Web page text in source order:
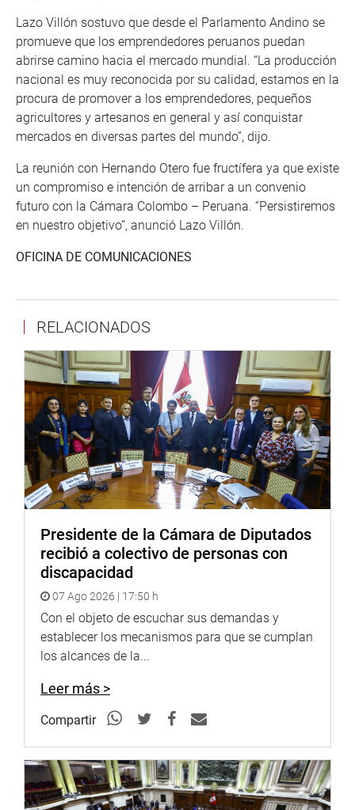
Lazo Villón sostuvo que desde el Parlamento Andino se
promueve que los emprendedores peruanos puedan
abrirse camino hacia el mercado mundial. “La producción
nacional es muy reconocida por su calidad, estamos en la
procura de promover a los emprendedores, pequeños
agricultores y artesanos en general y así conquistar
mercados en diversas partes del mundo”, dijo.
La reunión con Hernando Otero fue fructífera ya que existe
un compromiso e intención de arribar a un convenio
futuro con la Cámara Colombo – Peruana. “Persistiremos
en nuestro objetivo”, anunció Lazo Villón.
OFICINA DE COMUNICACIONES
RELACIONADOS
Presidente de la Cámara de Diputados
recibió a colectivo de personas con
discapacidad
07 Ago 2026 | 17:50 h
Con el objeto de escuchar sus demandas y
establecer los mecanismos para que se cumplan
los alcances de la...
Leer más >
Compartir